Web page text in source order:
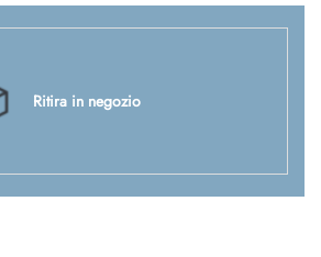
Ritira in negozio